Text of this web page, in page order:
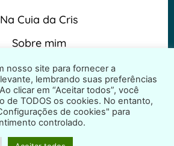
Na Cuia da Cris
Sobre mim
e Condições
nosso site para fornecer a
lembrando suas preferências
clicar em “Aceitar todos”, você
de TODOS os cookies. No entanto,
de cookies" para
controlado.